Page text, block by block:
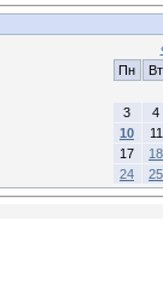
Пн
Вт
3
4
10
11
17
18
24
25